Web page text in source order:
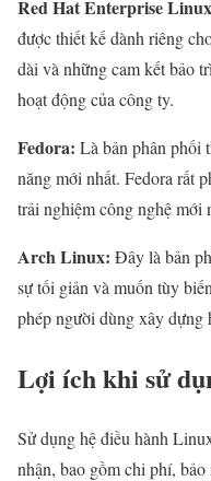
Red Hat Enterprise
được thiết kế dành riêng
dài và những cam kết bảo
hoạt động của công ty.
Fedora: Là bản phân phối
năng mới nhất. Fedora rất
trải nghiệm công nghệ mới
Arch Linux: Đây là bản
sự tối giản và muốn tùy
phép người dùng xây dựng
Lợi ích khi sử
Sử dụng hệ điều hành
nhận, bao gồm chi phí,